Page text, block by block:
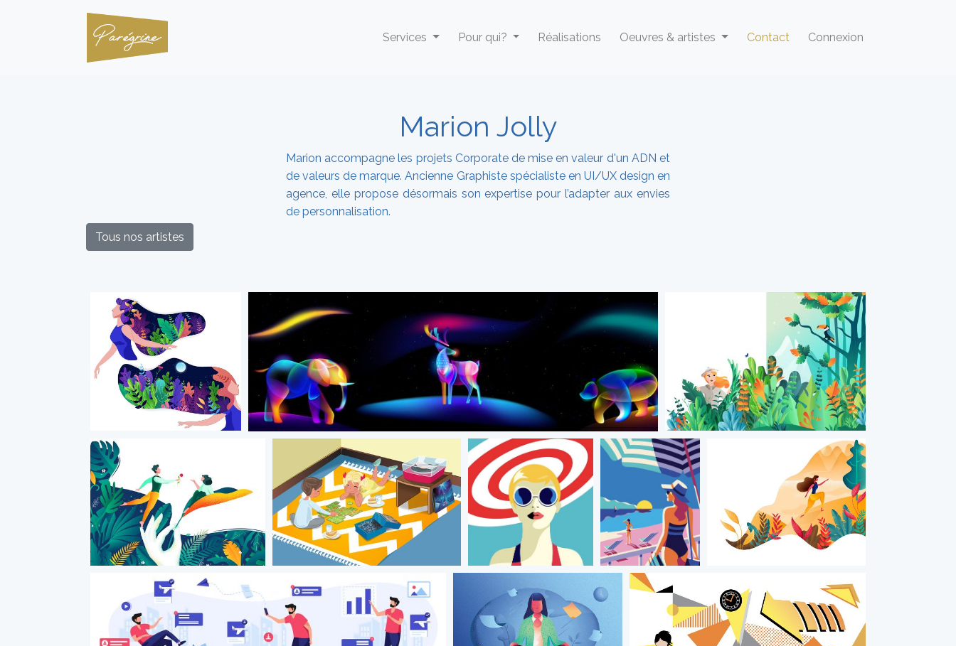
Services Pour qui? Réalisations Oeuvres & artistes Contact Connexion
Marion Jolly
Marion accompagne les projets Corporate de mise en valeur d'un ADN et
de valeurs de marque. Ancienne Graphiste spécialiste en UI/UX design en
agence, elle propose désormais son expertise pour l’adapter aux envies
de personnalisation.
Tous nos artistes